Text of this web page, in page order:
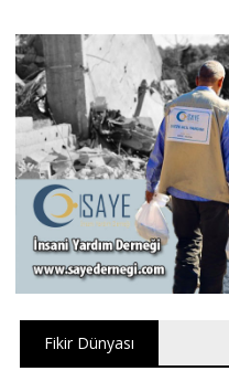
Fikir Dünyası